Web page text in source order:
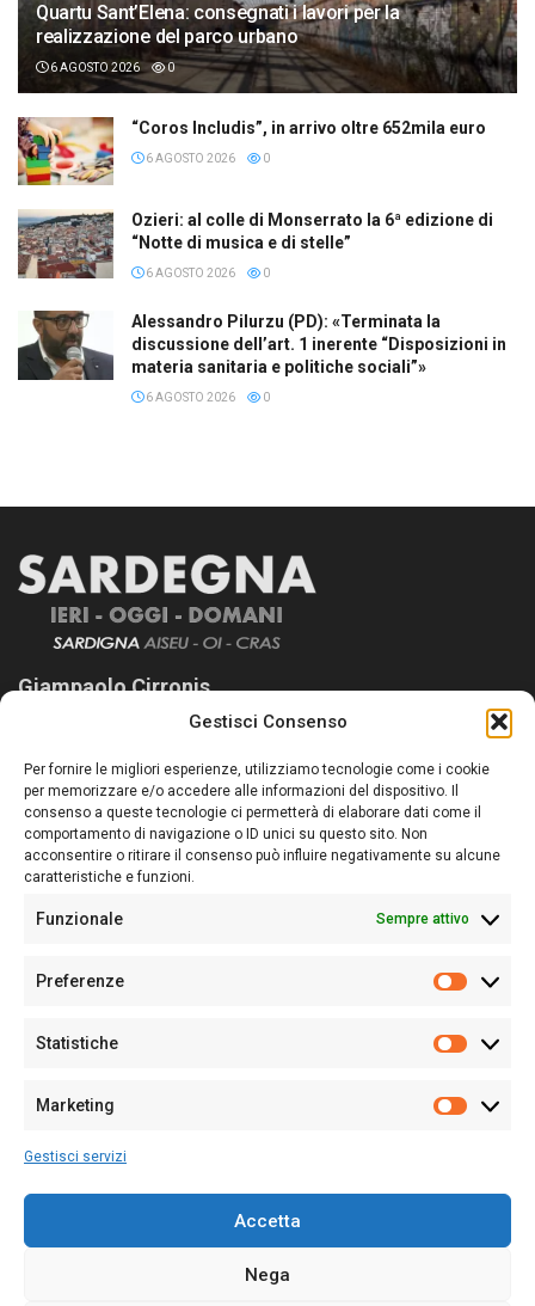
Gestisci Consenso
Per fornire le migliori esperienze, utilizziamo tecnologie come i cookie
per memorizzare e/o accedere alle informazioni del dispositivo. Il
consenso a queste tecnologie ci permetterà di elaborare dati come il
comportamento di navigazione o ID unici su questo sito. Non
acconsentire o ritirare il consenso può influire negativamente su alcune
caratteristiche e funzioni.
Funzionale Sempre attivo
Preferenze
Statistiche
Marketing
Gestisci servizi
Accetta
Nega
Quartu Sant’Elena: consegnati i lavori per la
realizzazione del parco urbano
6 AGOSTO 2026 0
“Coros Includis”, in arrivo oltre 652mila euro
6 AGOSTO 2026 0
Ozieri: al colle di Monserrato la 6ª edizione di
“Notte di musica e di stelle”
6 AGOSTO 2026 0
Alessandro Pilurzu (PD): «Terminata la
discussione dell’art. 1 inerente “Disposizioni in
materia sanitaria e politiche sociali”»
6 AGOSTO 2026 0
Giampaolo Cirronis
Sardegna Ieri-Oggi-Domani nasce per informare “liberamente” i
lettori su quanto accade in Sardegna, con un occhio rivolto al
nostro passato e, soprattutto, al nostro futuro
Follow Us
Sede:Via Cristoforo Colombo 09013 Carbonia
Partita IVA02270380922
128/2020 del 10/02/2020
Per la Pubblicità: